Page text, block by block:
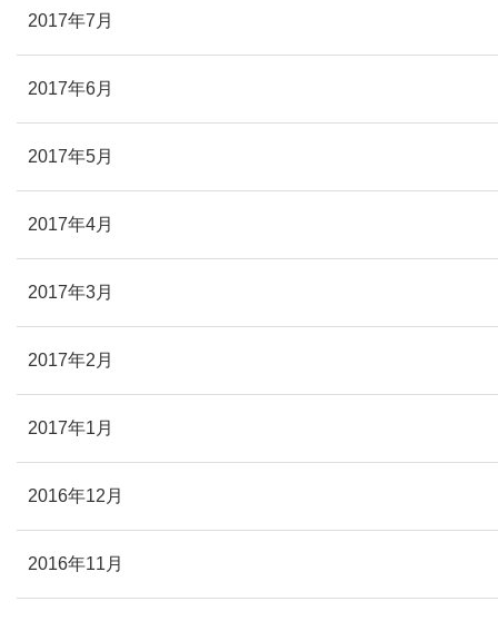
2017年7月
2017年6月
2017年5月
2017年4月
2017年3月
2017年2月
2017年1月
2016年12月
2016年11月